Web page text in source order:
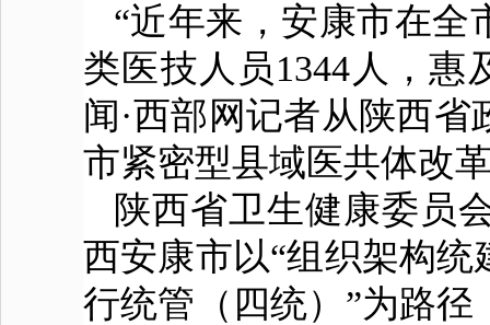
“近年来，安康市在全
类医技人员1344人，惠
闻·西部网记者从陕西
市紧密型县域医共体改
陕西省卫生健康委员
西安康市以“组织架构
行统管（四统）”为路